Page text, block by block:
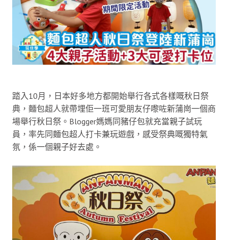
踏入10月，日本好多地方都開始舉行各式各樣嘅秋日祭
典，麵包超人就帶埋佢一班可愛朋友仔嚟咗新蒲崗一個商
場舉行秋日祭。Blogger媽媽同豬仔包就充當親子試玩
員，率先同麵包超人打卡兼玩遊戲，感受祭典嘅獨特氣
氛，係一個親子好去處。